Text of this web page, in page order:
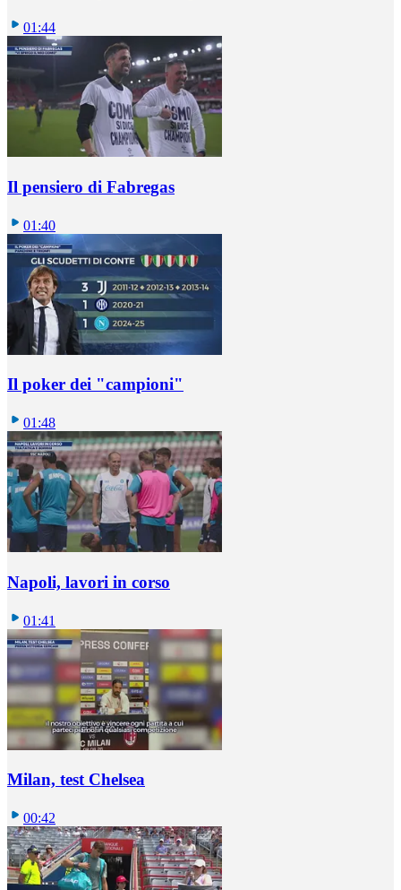
01:44
Il pensiero di Fabregas
01:40
Il poker dei "campioni"
01:48
Napoli, lavori in corso
01:41
Milan, test Chelsea
00:42